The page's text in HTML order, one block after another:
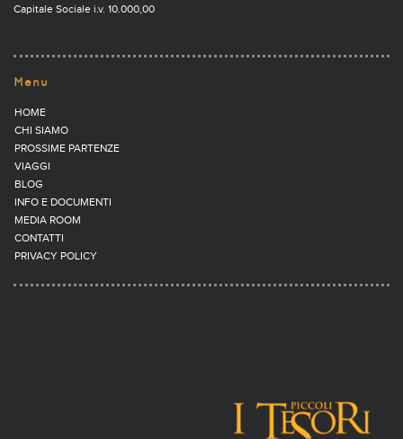
Capitale Sociale i.v. 10.000,00
Menu
HOME
CHI SIAMO
PROSSIME PARTENZE
VIAGGI
BLOG
INFO E DOCUMENTI
MEDIA ROOM
CONTATTI
PRIVACY POLICY